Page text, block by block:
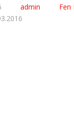
admin Fen